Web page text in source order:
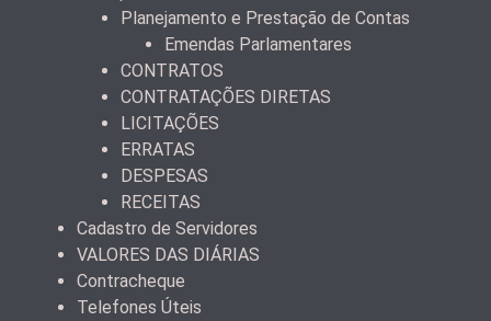
Planejamento e Prestação de Contas
Emendas Parlamentares
CONTRATOS
CONTRATAÇÕES DIRETAS
LICITAÇÕES
ERRATAS
DESPESAS
RECEITAS
Cadastro de Servidores
VALORES DAS DIÁRIAS
Contracheque
Telefones Úteis